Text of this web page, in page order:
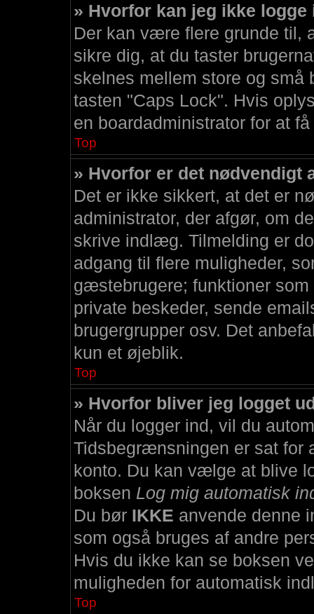
» Hvorfor kan jeg ikke logge
Der kan være flere grunde til,
sikre dig, at du taster
skelnes mellem store og små
tasten "Caps Lock". Hvis
en boardadministrator for at
Top
» Hvorfor er det nødvendigt
Det er ikke sikkert, at det er
administrator, der afgør, om
skrive indlæg. Tilmelding er
adgang til flere muligheder,
gæstebrugere; funktioner
private beskeder, sende
brugergrupper osv. Det
kun et øjeblik.
Top
» Hvorfor bliver jeg logget
Når du logger ind, vil du
Tidsbegrænsningen er sat for
konto. Du kan vælge at blive
boksen Log mig automatisk
Du bør IKKE anvende denne
som også bruges af andre
Hvis du ikke kan se boksen
muligheden for automatisk
Top